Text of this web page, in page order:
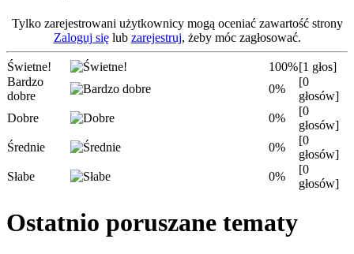
Tylko zarejestrowani użytkownicy mogą oceniać zawartość strony
Zaloguj sięlub zarejestruj, żeby móc zagłosować.
Świetne! 100%[1 głos]
Bardzo
dobre
0%
[0
głosów]
Dobre
0%
[0
głosów]
Średnie
0%
[0
głosów]
Słabe
0%
[0
głosów]
Ostatnio poruszane tematy